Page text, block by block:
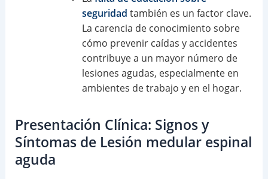
seguridad también es un factor clave.
La carencia de conocimiento sobre
cómo prevenir caídas y accidentes
contribuye a un mayor número de
lesiones agudas, especialmente en
ambientes de trabajo y en el hogar.
Presentación Clínica: Signos y
Síntomas de Lesión medular espinal
aguda